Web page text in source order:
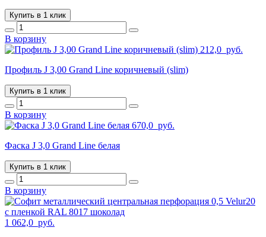
Купить в 1 клик
В корзину
212,0 руб.
Профиль J 3,00 Grand Line коричневый (slim)
Купить в 1 клик
В корзину
670,0 руб.
Фаска J 3,0 Grand Line белая
Купить в 1 клик
В корзину
1 062,0 руб.